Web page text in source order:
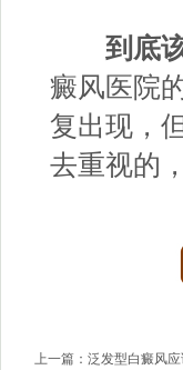
到底
癜风医院
复出现，
去重视的
上一篇： 泛发型白癜风应